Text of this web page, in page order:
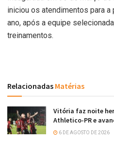
iniciou os atendimentos para a
ano, após a equipe
treinamentos.
Relacionadas Matérias
Vitória faz noite
Athletico-PR e
6 DE AGOSTO DE 2026